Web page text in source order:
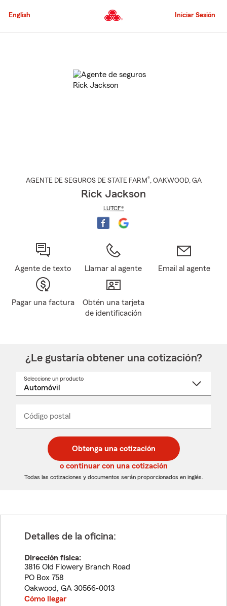
al
principal
English Iniciar Sesión
AGENTE DE SEGUROS DE STATE FARM®, OAKWOOD, GA
Rick Jackson
LUTCF®
Agente de texto Llamar al agente Email al agente
Pagar una factura
Obtén una tarjeta
de identificación
¿Le gustaría obtener una cotización?
Seleccione un producto
desplegable
Código postal
de
5
dígitos
de
5
dígitos
_____
Obtenga una cotización
o continuar con una cotización
Todas las cotizaciones y documentos serán proporcionados en inglés.
Detalles de la oficina:
Dirección física:
3816 Old Flowery Branch Road
PO Box 758
Oakwood, GA 30566-0013
Cómo llegar